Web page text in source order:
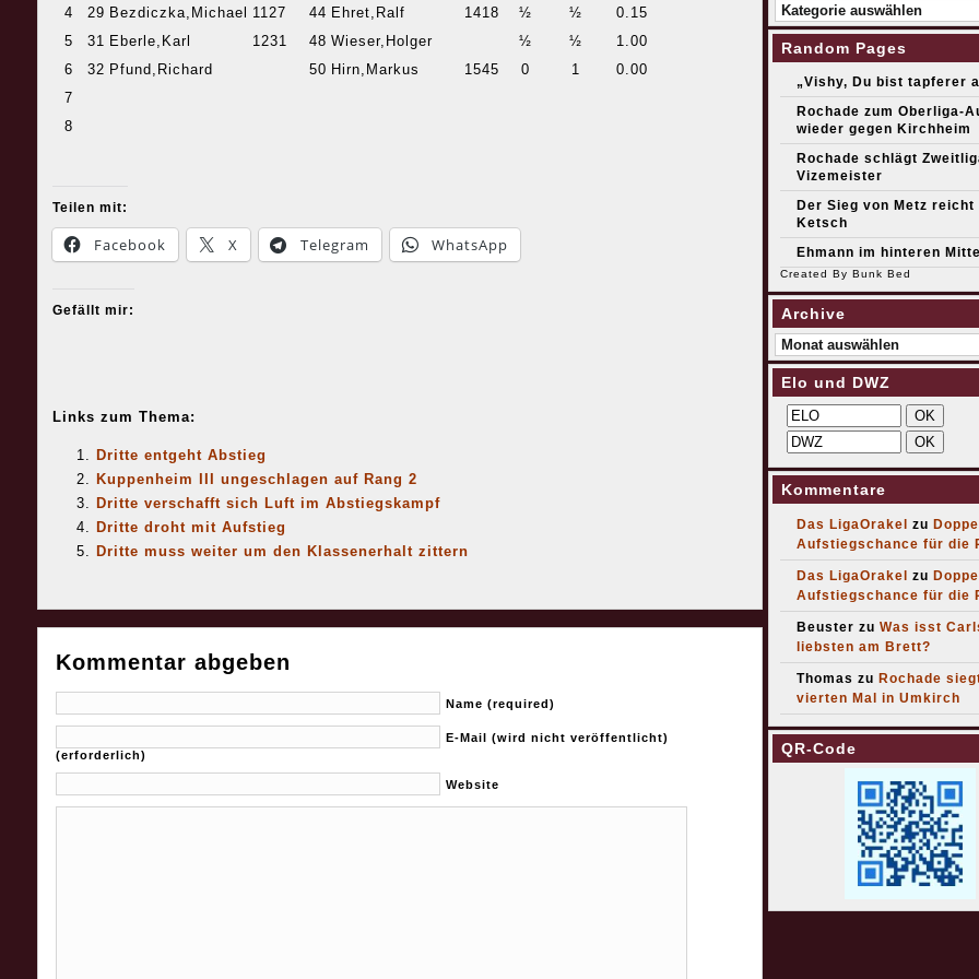
4
29 Bezdiczka,Michael 1127 44 Ehret,Ralf 1418 ½ ½
0.15
5
31 Eberle,Karl 1231 48 Wieser,Holger ½ ½
1.00
6
32 Pfund,Richard 50 Hirn,Markus 1545 0 1
0.00
7
8
Teilen mit:
Facebook X Telegram WhatsApp
Gefällt mir:
Links zum Thema:
Dritte entgeht Abstieg
Kuppenheim III ungeschlagen auf Rang 2
Dritte verschafft sich Luft im Abstiegskampf
Dritte droht mit Aufstieg
Dritte muss weiter um den Klassenerhalt zittern
Kommentar abgeben
Name (required)
E-Mail (wird nicht veröffentlicht)
(erforderlich)
Website
Kategorien
Random Pages
„Vishy, Du bist tapferer
Rochade zum Oberliga-
wieder gegen Kirchheim
Rochade schlägt
Vizemeister
Der Sieg von Metz reicht
Ketsch
Ehmann im hinteren
Created By Bunk Bed
Archive
Archive
Elo und DWZ
Kommentare
Das LigaOrakel zu
Aufstiegschance für die
Das LigaOrakel zu
Aufstiegschance für die
Beuster zu Was isst
liebsten am Brett?
Thomas zu Rochade
vierten Mal in Umkirch
QR-Code